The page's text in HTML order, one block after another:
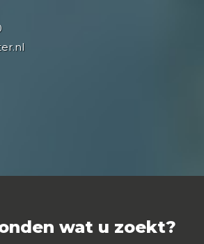
wat u zoekt?